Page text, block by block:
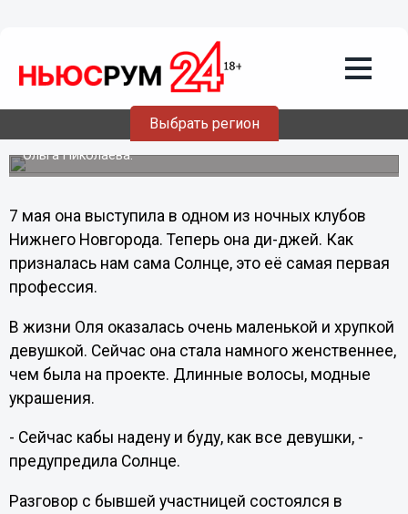
Выбрать регион
Звезда «Дома-2» Солнце в Нижнем:
«На проект больше никогда не
Накануне Дня Победы в Нижнем Новгороде побывала
экс-участница «Дома-2» Солнце - в реальной жизни
Ольга Николаева.
7 мая она выступила в одном из ночных клубов
Нижнего Новгорода. Теперь она ди-джей. Как
призналась нам сама Солнце, это её самая первая
профессия.
В жизни Оля оказалась очень маленькой и хрупкой
девушкой. Сейчас она стала намного женственнее,
чем была на проекте. Длинные волосы, модные
украшения.
- Сейчас кабы надену и буду, как все девушки, -
предупредила Солнце.
Разговор с бывшей участницей состоялся в